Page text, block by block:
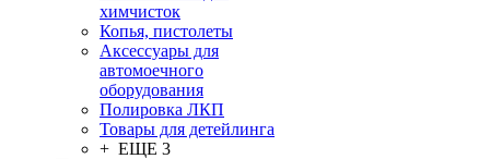
химчисток
Копья, пистолеты
Аксессуары для
автомоечного
оборудования
Полировка ЛКП
Товары для детейлинга
+ ЕЩЕ 3